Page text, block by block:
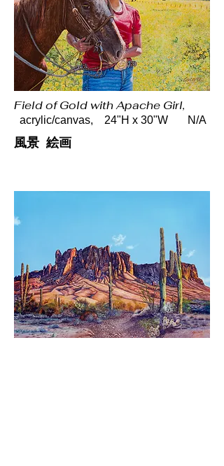
Field of Gold with Apache Girl,
acrylic/canvas, 24"H x 30"W N/A
風景 絵画